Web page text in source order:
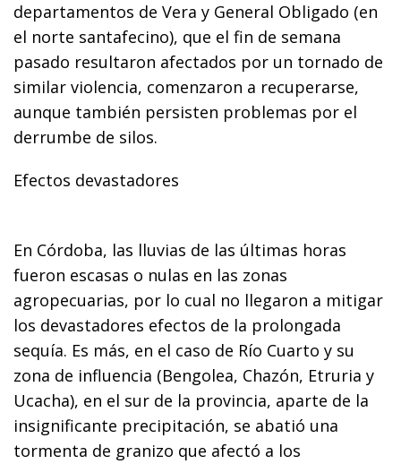
departamentos de Vera y General Obligado (en
el norte santafecino), que el fin de semana
pasado resultaron afectados por un tornado de
similar violencia, comenzaron a recuperarse,
aunque también persisten problemas por el
derrumbe de silos.
Efectos devastadores
En Córdoba, las lluvias de las últimas horas
fueron escasas o nulas en las zonas
agropecuarias, por lo cual no llegaron a mitigar
los devastadores efectos de la prolongada
sequía. Es más, en el caso de Río Cuarto y su
zona de influencia (Bengolea, Chazón, Etruria y
Ucacha), en el sur de la provincia, aparte de la
insignificante precipitación, se abatió una
tormenta de granizo que afectó a los